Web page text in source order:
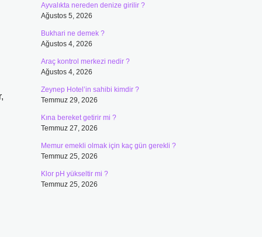
Ayvalıkta nereden denize girilir ?
Ağustos 5, 2026
Bukhari ne demek ?
Ağustos 4, 2026
Araç kontrol merkezi nedir ?
Ağustos 4, 2026
Zeynep Hotel’in sahibi kimdir ?
Temmuz 29, 2026
Kına bereket getirir mi ?
Temmuz 27, 2026
Memur emekli olmak için kaç gün gerekli ?
Temmuz 25, 2026
Klor pH yükseltir mi ?
Temmuz 25, 2026